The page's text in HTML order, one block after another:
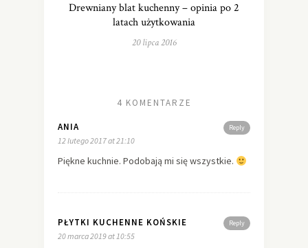
Drewniany blat kuchenny – opinia po 2
latach użytkowania
20 lipca 2016
4 KOMENTARZE
Reply
ANIA
12 lutego 2017 at 21:10
Piękne kuchnie. Podobają mi się wszystkie.
Reply
PŁYTKI KUCHENNE KOŃSKIE
20 marca 2019 at 10:55